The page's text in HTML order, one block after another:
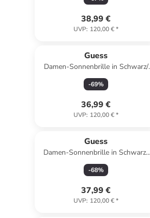
38,99 €
UVP: 120,00 €*
Guess
Damen-Sonnenbrille in Schwarz/
Dunkelblau
-69%
36,99 €
UVP: 120,00 €*
Guess
Damen-Sonnenbrille in Schwarz-
Silber/ Schwarz
-68%
37,99 €
UVP: 120,00 €*